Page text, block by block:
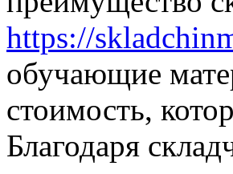
https://
обучающие
стоимость,
Благодаря